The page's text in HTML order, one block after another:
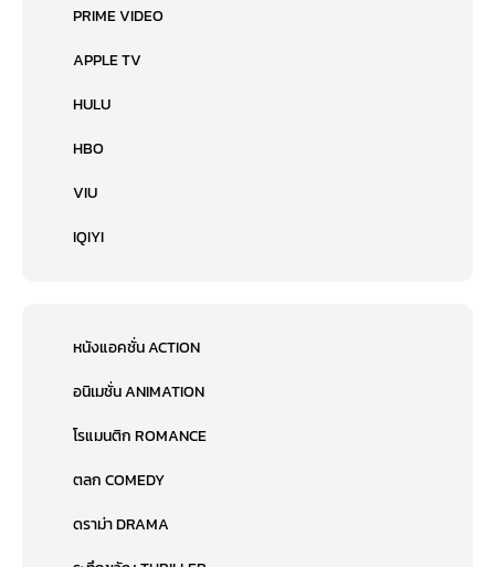
PRIME VIDEO
APPLE TV
HULU
HBO
VIU
IQIYI
หนังแอคชั่น ACTION
อนิเมชั่น ANIMATION
โรแมนติก ROMANCE
ตลก COMEDY
ดราม่า DRAMA